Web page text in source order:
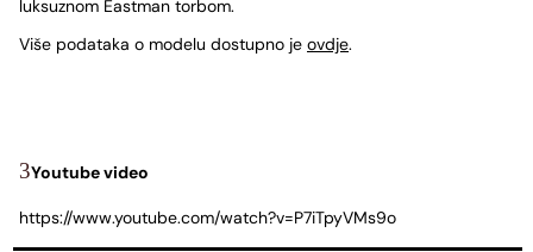
luksuznom Eastman torbom.
Više podataka o modelu dostupno je ovdje.
Youtube video
https://www.youtube.com/watch?v=P7iTpyVMs9o